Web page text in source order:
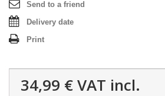
Send to a friend
Delivery date
Print
34,99 €VAT incl.